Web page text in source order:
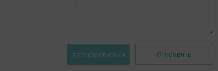
Авторизоваться Отправить